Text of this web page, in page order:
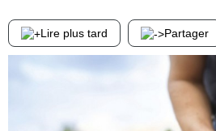
Lire plus tard Partager